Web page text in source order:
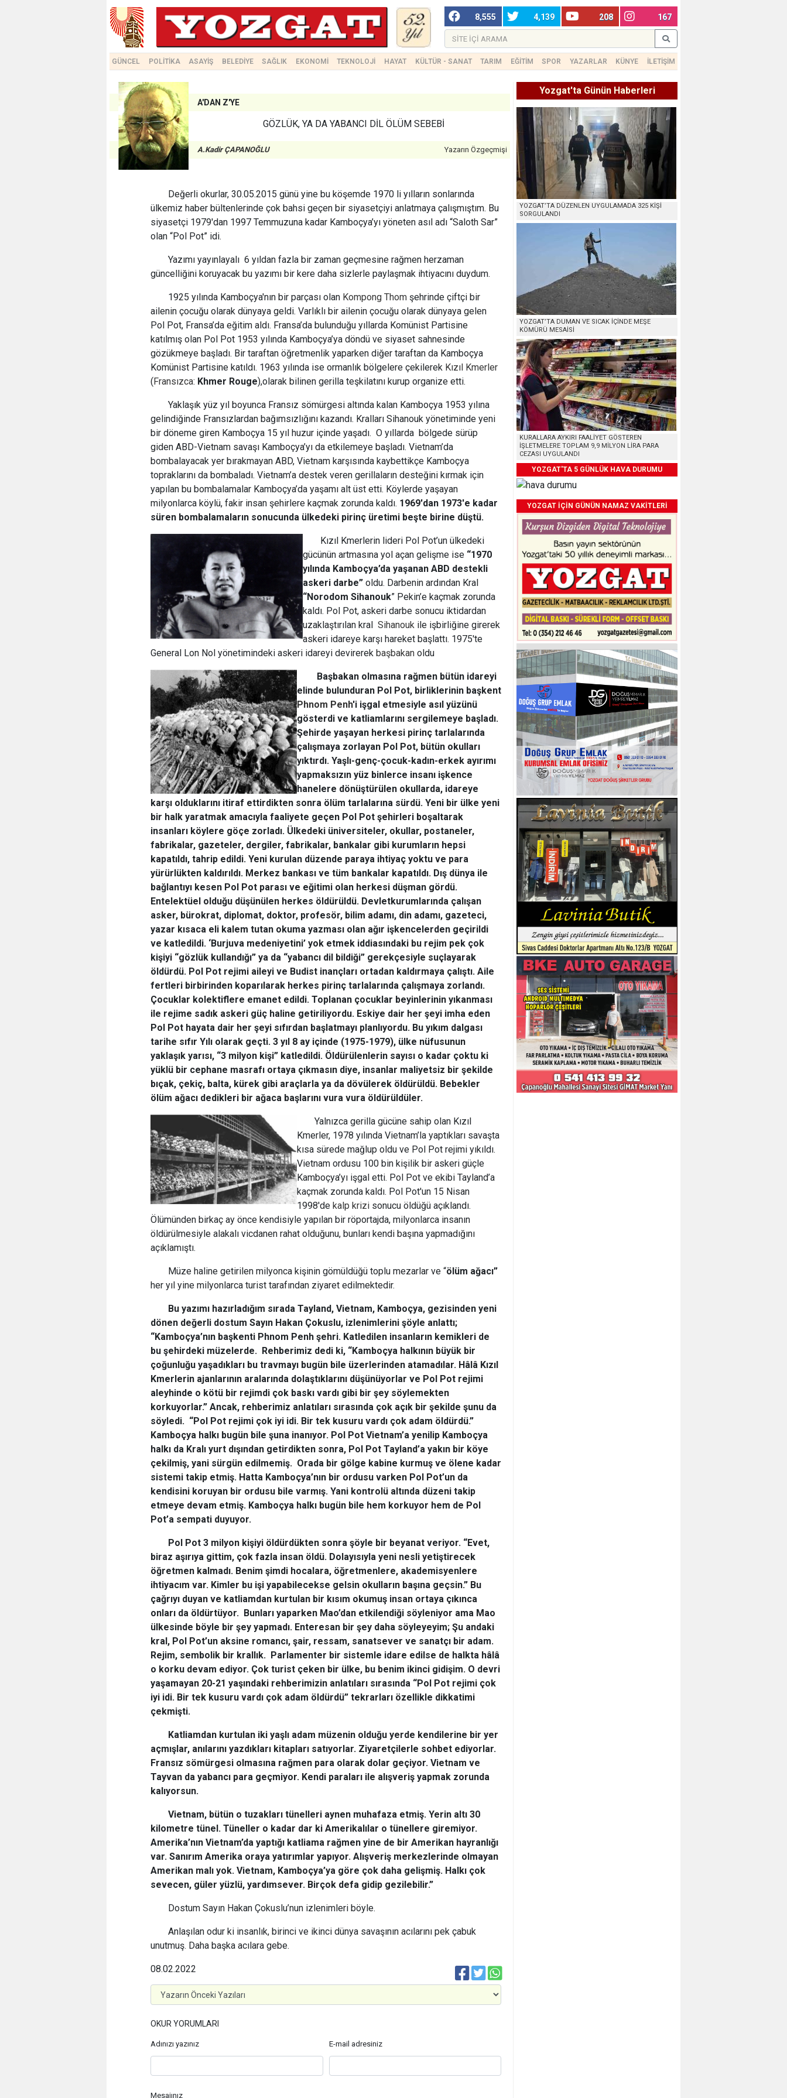
8,555 4,139 208 167
GÜNCEL POLİTİKA ASAYİŞ BELEDİYE SAĞLIK EKONOMİ TEKNOLOJİ HAYAT KÜLTÜR - SANAT TARIM EĞİTİM SPOR YAZARLAR KÜNYE İLETİŞİM
A'DAN Z'YE
GÖZLÜK, YA DA YABANCI DİL ÖLÜM SEBEBİ
A.Kadir ÇAPANOĞLU Yazarın Özgeçmişi
Değerli okurlar, 30.05.2015 günü yine bu köşemde 1970 li yılların sonlarında
ülkemiz haber bültenlerinde çok bahsi geçen bir siyasetçiyi anlatmaya çalışmıştım. Bu
siyasetçi 1979'dan 1997 Temmuzuna kadar Kamboçya’yı yöneten asıl adı “Saloth Sar”
olan “Pol Pot” idi.
Yazımı yayınlayalı 6 yıldan fazla bir zaman geçmesine rağmen herzaman
güncelliğini koruyacak bu yazımı bir kere daha sizlerle paylaşmak ihtiyacını duydum.
1925 yılında Kamboçya'nın bir parçası olan Kompong Thom şehrinde çiftçi bir
ailenin çocuğu olarak dünyaya geldi. Varlıklı bir ailenin çocuğu olarak dünyaya gelen
Pol Pot, Fransa’da eğitim aldı. Fransa’da bulunduğu yıllarda Komünist Partisine
katılmış olan Pol Pot 1953 yılında Kamboçya’ya döndü ve siyaset sahnesinde
gözükmeye başladı. Bir taraftan öğretmenlik yaparken diğer taraftan da Kamboçya
Komünist Partisine katıldı. 1963 yılında ise ormanlık bölgelere çekilerek Kızıl Kmerler
(Fransızca: Khmer Rouge),olarak bilinen gerilla teşkilatını kurup organize etti.
Yaklaşık yüz yıl boyunca Fransız sömürgesi altında kalan Kamboçya 1953 yılına
gelindiğinde Fransızlardan bağımsızlığını kazandı. Kralları Sihanouk yönetiminde yeni
bir döneme giren Kamboçya 15 yıl huzur içinde yaşadı. O yıllarda bölgede sürüp
giden ABD-Vietnam savaşı Kamboçya’yı da etkilemeye başladı. Vietnam’da
bombalayacak yer bırakmayan ABD, Vietnam karşısında kaybettikçe Kamboçya
topraklarını da bombaladı. Vietnam’a destek veren gerillaların desteğini kırmak için
yapılan bu bombalamalar Kamboçya’da yaşamı alt üst etti. Köylerde yaşayan
milyonlarca köylü, fakir insan şehirlere kaçmak zorunda kaldı. 1969'dan 1973'e kadar
süren bombalamaların sonucunda ülkedeki pirinç üretimi beşte birine düştü.
Kızıl Kmerlerin lideri Pol Pot’un ülkedeki
gücünün artmasına yol açan gelişme ise “1970
yılında Kamboçya’da yaşanan ABD destekli
askeri darbe” oldu. Darbenin ardından Kral
“Norodom Sihanouk” Pekin’e kaçmak zorunda
kaldı. Pol Pot, askeri darbe sonucu iktidardan
uzaklaştırılan kral Sihanouk ile işbirliğine girerek
askeri idareye karşı hareket başlattı. 1975'te
General Lon Nol yönetimindeki askeri idareyi devirerek başbakan oldu
Başbakan olmasına rağmen bütün idareyi
elinde bulunduran Pol Pot, birliklerinin başkent
Phnom Penh'i işgal etmesiyle asıl yüzünü
gösterdi ve katliamlarını sergilemeye başladı.
Şehirde yaşayan herkesi pirinç tarlalarında
çalışmaya zorlayan Pol Pot, bütün okulları
yıktırdı. Yaşlı-genç-çocuk-kadın-erkek ayırımı
yapmaksızın yüz binlerce insanı işkence
hanelere dönüştürülen okullarda, idareye
karşı olduklarını itiraf ettirdikten sonra ölüm tarlalarına sürdü. Yeni bir ülke yeni
bir halk yaratmak amacıyla faaliyete geçen Pol Pot şehirleri boşaltarak
insanları köylere göçe zorladı. Ülkedeki üniversiteler, okullar, postaneler,
fabrikalar, gazeteler, dergiler, fabrikalar, bankalar gibi kurumların hepsi
kapatıldı, tahrip edildi. Yeni kurulan düzende paraya ihtiyaç yoktu ve para
yürürlükten kaldırıldı. Merkez bankası ve tüm bankalar kapatıldı. Dış dünya ile
bağlantıyı kesen Pol Pot parası ve eğitimi olan herkesi düşman gördü.
Entelektüel olduğu düşünülen herkes öldürüldü. Devletkurumlarında çalışan
asker, bürokrat, diplomat, doktor, profesör, bilim adamı, din adamı, gazeteci,
yazar kısaca eli kalem tutan okuma yazması olan ağır işkencelerden geçirildi
ve katledildi. ‘Burjuva medeniyetini’ yok etmek iddiasındaki bu rejim pek çok
kişiyi “gözlük kullandığı” ya da “yabancı dil bildiği” gerekçesiyle suçlayarak
öldürdü. Pol Pot rejimi aileyi ve Budist inançları ortadan kaldırmaya çalıştı. Aile
fertleri birbirinden koparılarak herkes pirinç tarlalarında çalışmaya zorlandı.
Çocuklar kolektiflere emanet edildi. Toplanan çocuklar beyinlerinin yıkanması
ile rejime sadık askeri güç haline getiriliyordu. Eskiye dair her şeyi imha eden
Pol Pot hayata dair her şeyi sıfırdan başlatmayı planlıyordu. Bu yıkım dalgası
tarihe sıfır Yılı olarak geçti. 3 yıl 8 ay içinde (1975-1979), ülke nüfusunun
yaklaşık yarısı, “3 milyon kişi” katledildi. Öldürülenlerin sayısı o kadar çoktu ki
yüklü bir cephane masrafı ortaya çıkmasın diye, insanlar maliyetsiz bir şekilde
bıçak, çekiç, balta, kürek gibi araçlarla ya da dövülerek öldürüldü. Bebekler
ölüm ağacı dedikleri bir ağaca başlarını vura vura öldürüldüler.
Yalnızca gerilla gücüne sahip olan Kızıl
Kmerler, 1978 yılında Vietnam’la yaptıkları savaşta
kısa sürede mağlup oldu ve Pol Pot rejimi yıkıldı.
Vietnam ordusu 100 bin kişilik bir askeri güçle
Kamboçya’yı işgal etti. Pol Pot ve ekibi Tayland’a
kaçmak zorunda kaldı. Pol Pot'un 15 Nisan
1998'de kalp krizi sonucu öldüğü açıklandı.
Ölümünden birkaç ay önce kendisiyle yapılan bir röportajda, milyonlarca insanın
öldürülmesiyle alakalı vicdanen rahat olduğunu, bunları kendi başına yapmadığını
açıklamıştı.
Müze haline getirilen milyonca kişinin gömüldüğü toplu mezarlar ve “ölüm ağacı”
her yıl yine milyonlarca turist tarafından ziyaret edilmektedir.
Bu yazımı hazırladığım sırada Tayland, Vietnam, Kamboçya, gezisinden yeni
dönen değerli dostum Sayın Hakan Çokuslu, izlenimlerini şöyle anlattı;
“Kamboçya’nın başkenti Phnom Penh şehri. Katledilen insanların kemikleri de
bu şehirdeki müzelerde. Rehberimiz dedi ki, “Kamboçya halkının büyük bir
çoğunluğu yaşadıkları bu travmayı bugün bile üzerlerinden atamadılar. Hâlâ Kızıl
Kmerlerin ajanlarının aralarında dolaştıklarını düşünüyorlar ve Pol Pot rejimi
aleyhinde o kötü bir rejimdi çok baskı vardı gibi bir şey söylemekten
korkuyorlar.” Ancak, rehberimiz anlatıları sırasında çok açık bir şekilde şunu da
söyledi. “Pol Pot rejimi çok iyi idi. Bir tek kusuru vardı çok adam öldürdü.”
Kamboçya halkı bugün bile şuna inanıyor. Pol Pot Vietnam’a yenilip Kamboçya
halkı da Kralı yurt dışından getirdikten sonra, Pol Pot Tayland’a yakın bir köye
çekilmiş, yani sürgün edilmemiş. Orada bir gölge kabine kurmuş ve ölene kadar
sistemi takip etmiş. Hatta Kamboçya’nın bir ordusu varken Pol Pot’un da
kendisini koruyan bir ordusu bile varmış. Yani kontrolü altında düzeni takip
etmeye devam etmiş. Kamboçya halkı bugün bile hem korkuyor hem de Pol
Pot’a sempati duyuyor.
Pol Pot 3 milyon kişiyi öldürdükten sonra şöyle bir beyanat veriyor. “Evet,
biraz aşırıya gittim, çok fazla insan öldü. Dolayısıyla yeni nesli yetiştirecek
öğretmen kalmadı. Benim şimdi hocalara, öğretmenlere, akademisyenlere
ihtiyacım var. Kimler bu işi yapabilecekse gelsin okulların başına geçsin.” Bu
çağrıyı duyan ve katliamdan kurtulan bir kısım okumuş insan ortaya çıkınca
onları da öldürtüyor. Bunları yaparken Mao’dan etkilendiği söyleniyor ama Mao
ülkesinde böyle bir şey yapmadı. Enteresan bir şey daha söyleyeyim; Şu andaki
kral, Pol Pot’un aksine romancı, şair, ressam, sanatsever ve sanatçı bir adam.
Rejim, sembolik bir krallık. Parlamenter bir sistemle idare edilse de halkta hâlâ
o korku devam ediyor. Çok turist çeken bir ülke, bu benim ikinci gidişim. O devri
yaşamayan 20-21 yaşındaki rehberimizin anlatıları sırasında “Pol Pot rejimi çok
iyi idi. Bir tek kusuru vardı çok adam öldürdü” tekrarları özellikle dikkatimi
çekmişti.
Katliamdan kurtulan iki yaşlı adam müzenin olduğu yerde kendilerine bir yer
açmışlar, anılarını yazdıkları kitapları satıyorlar. Ziyaretçilerle sohbet ediyorlar.
Fransız sömürgesi olmasına rağmen para olarak dolar geçiyor. Vietnam ve
Tayvan da yabancı para geçmiyor. Kendi paraları ile alışveriş yapmak zorunda
kalıyorsun.
Vietnam, bütün o tuzakları tünelleri aynen muhafaza etmiş. Yerin altı 30
kilometre tünel. Tüneller o kadar dar ki Amerikalılar o tünellere giremiyor.
Amerika’nın Vietnam’da yaptığı katliama rağmen yine de bir Amerikan hayranlığı
var. Sanırım Amerika oraya yatırımlar yapıyor. Alışveriş merkezlerinde olmayan
Amerikan malı yok. Vietnam, Kamboçya’ya göre çok daha gelişmiş. Halkı çok
sevecen, güler yüzlü, yardımsever. Birçok defa gidip gezilebilir.”
Dostum Sayın Hakan Çokuslu’nun izlenimleri böyle.
Anlaşılan odur ki insanlık, birinci ve ikinci dünya savaşının acılarını pek çabuk
unutmuş. Daha başka acılara gebe.
08.02.2022
OKUR YORUMLARI
Adınızı yazınız E-mail adresiniz
Mesajınız
Yozgat'ta Günün Haberleri
YOZGAT’TA DÜZENLEN UYGULAMADA 325 KİŞİ
SORGULANDI
YOZGAT’TA DUMAN VE SICAK İÇİNDE MEŞE
KÖMÜRÜ MESAİSİ
KURALLARA AYKIRI FAALİYET GÖSTEREN
İŞLETMELERE TOPLAM 9,9 MİLYON LİRA PARA
CEZASI UYGULANDI
YOZGAT'TA 5 GÜNLÜK HAVA DURUMU
YOZGAT İÇİN GÜNÜN NAMAZ VAKİTLERİ